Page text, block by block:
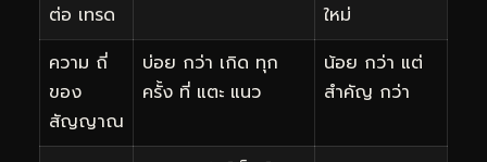
ต่อ เทรด
ใหม่
ความ ถี่
ของ
สัญญาณ
บ่อย กว่า เกิด ทุก
ครั้ง ที่ แตะ แนว
น้อย กว่า แต่
สำคัญ กว่า